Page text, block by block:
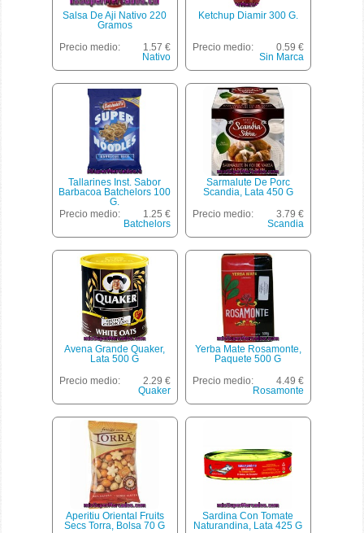
Salsa De Aji Nativo 220
Gramos
Precio medio:
1.57 €
Nativo
Ketchup Diamir 300 G.
Precio medio:
0.59 €
Sin Marca
Tallarines Inst. Sabor
Barbacoa Batchelors 100
G.
Precio medio:
1.25 €
Batchelors
Sarmalute De Porc
Scandia, Lata 450 G
Precio medio:
3.79 €
Scandia
Avena Grande Quaker,
Lata 500 G
Precio medio:
2.29 €
Quaker
Yerba Mate Rosamonte,
Paquete 500 G
Precio medio:
4.49 €
Rosamonte
Aperitiu Oriental Fruits
Secs Torra, Bolsa 70 G
Sardina Con Tomate
Naturandina, Lata 425 G